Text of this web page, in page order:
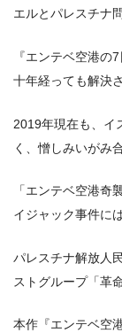
エルとパレスチナ
『エンテベ空港の
十年経っても解決
2019年現在も、イ
く、憎しみいがみ
「エンテベ空港奇
イジャック事件に
パレスチナ解放人
ストグループ「革
本作『エンテベ空